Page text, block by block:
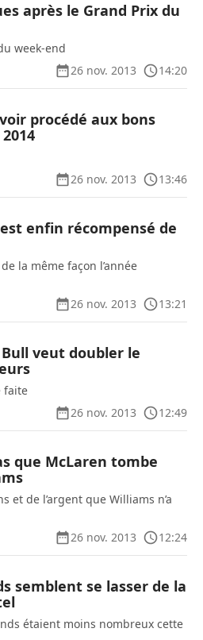
après le Grand Prix du
week-end
26 nov. 2013
14:20
procédé aux bons
26 nov. 2013
13:46
enfin récompensé de
la même façon l’année
26 nov. 2013
13:21
Bull veut doubler le
faite
26 nov. 2013
12:49
que McLaren tombe
et de l’argent que Williams n’a
26 nov. 2013
12:24
semblent se lasser de la
étaient moins nombreux cette